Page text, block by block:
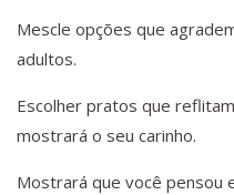
Mescle opções que
adultos.
Escolher pratos que
mostrará o seu carinho.
Mostrará que você pensou